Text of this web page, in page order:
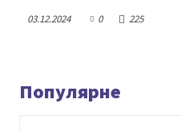
03.12.2024 0 225
Популярне